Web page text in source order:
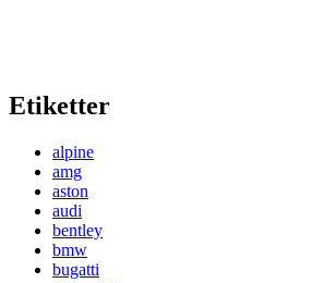
Etiketter
alpine
amg
aston
audi
bentley
bmw
bugatti